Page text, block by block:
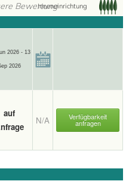
BewertungInneneinrichtung
2026 - 13
2026
auf
N/A Verfügbarkeit
anfragen